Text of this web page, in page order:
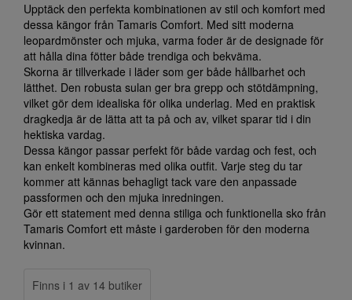
Upptäck den perfekta kombinationen av stil och komfort med
dessa kängor från Tamaris Comfort. Med sitt moderna
leopardmönster och mjuka, varma foder är de designade för
att hålla dina fötter både trendiga och bekväma.
Skorna är tillverkade i läder som ger både hållbarhet och
lätthet. Den robusta sulan ger bra grepp och stötdämpning,
vilket gör dem idealiska för olika underlag. Med en praktisk
dragkedja är de lätta att ta på och av, vilket sparar tid i din
hektiska vardag.
Dessa kängor passar perfekt för både vardag och fest, och
kan enkelt kombineras med olika outfit. Varje steg du tar
kommer att kännas behagligt tack vare den anpassade
passformen och den mjuka inredningen.
Gör ett statement med denna stiliga och funktionella sko från
Tamaris Comfort ett måste i garderoben för den moderna
kvinnan.
Finns i 1 av 14 butiker